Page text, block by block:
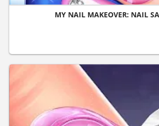
MY NAIL MAKEOVER: NAIL